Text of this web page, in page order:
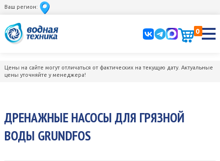
Ваш регион:
0
Цены на сайте могут отличаться от фактических на текущую дату. Актуальные
цены уточняйте у менеджера!
ДРЕНАЖНЫЕ НАСОСЫ ДЛЯ ГРЯЗНОЙ
ВОДЫ GRUNDFOS